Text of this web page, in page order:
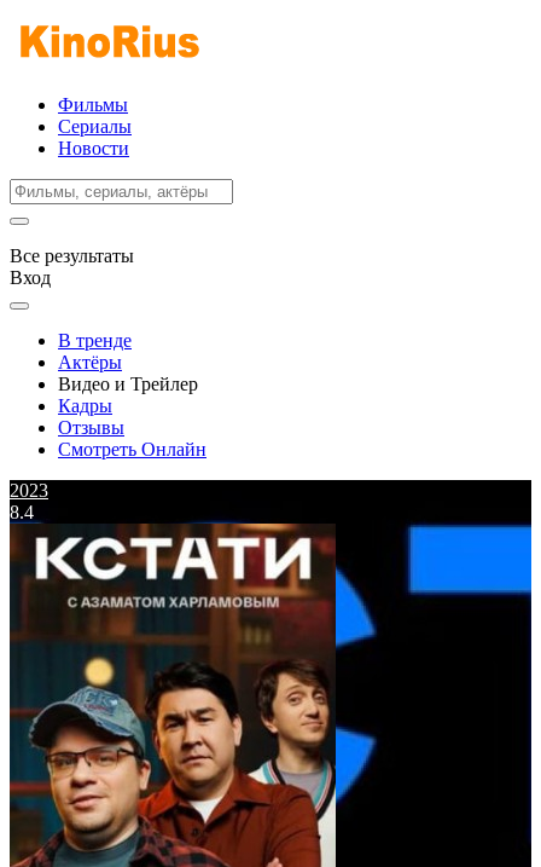
Фильмы
Сериалы
Новости
Все результаты
Вход
В тренде
Актёры
Видео и Трейлер
Кадры
Отзывы
Смотреть Онлайн
2023
8.4